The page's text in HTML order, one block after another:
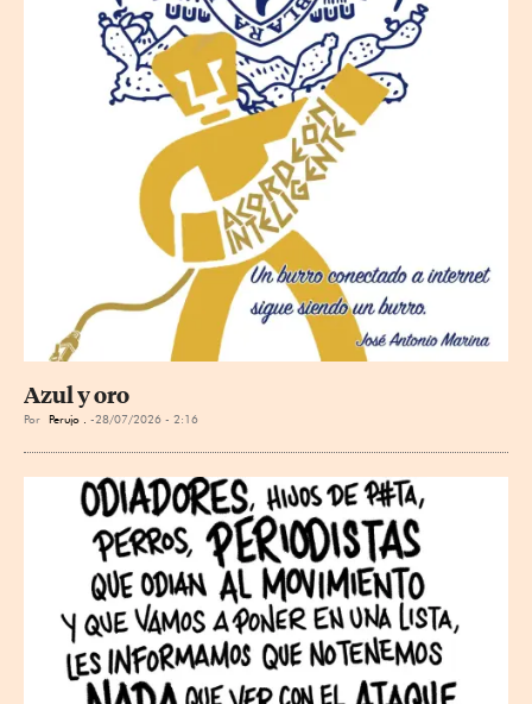
Azul y oro
Por Perujo . 28/07/2026 - 2:16